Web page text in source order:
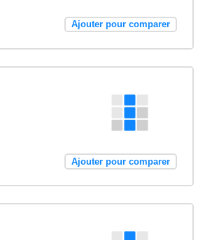
Ajouter pour comparer
Ajouter pour comparer